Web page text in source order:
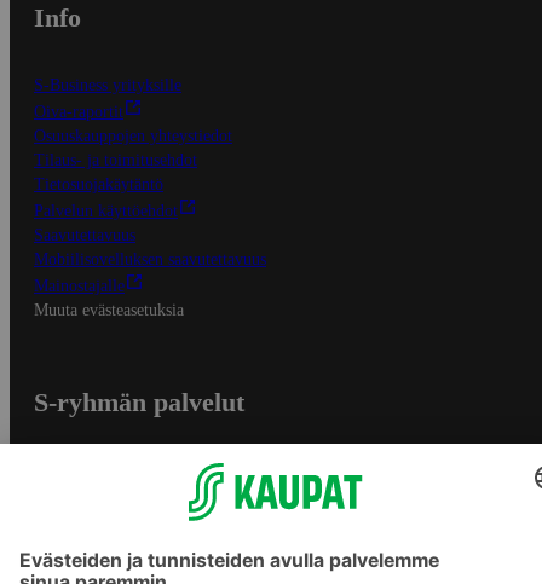
Info
S-Business yrityksille
Oiva-raportit
Osuuskauppojen yhteystiedot
Tilaus- ja toimitusehdot
Tietosuojakäytäntö
Palvelun käyttöehdot
Saavutettavuus
Mobiilisovelluksen saavutettavuus
Mainostajalle
Muuta evästeasetuksia
S-ryhmän palvelut
Yhteishyvä Ruoka -sovellus
S-ostoslista -sovellus
Prisma.fi